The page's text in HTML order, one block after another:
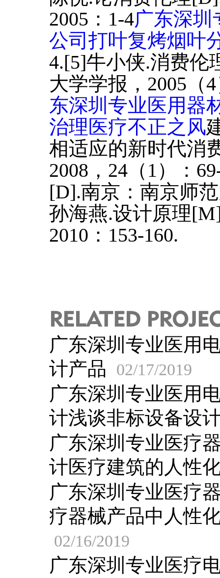
2005：1-4广东深圳
公司打叶复烤烟叶
4.[5]牛小侠.消费伦
大学学报，2005（
东深圳专业医用器
治理医疗不正之风
相适应的新时代消
2008，24（1）：
[D].南京：南京师
孙海燕.设计原理
2010：153-160.
RELATED
广东深圳专业医用
计产品
02/17/2019
广东深圳专业医用
计浅谈非标设备设
广东深圳专业医疗
计医疗建筑的人性
广东深圳专业医疗
疗器械产品中人性
02/16/2019
广东深圳专业医疗